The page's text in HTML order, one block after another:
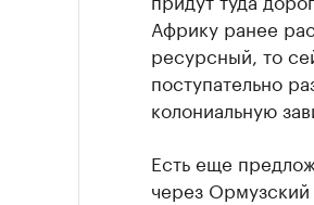
Африку ранее
ресурсный, то
поступательно
колониальную
Есть еще
через